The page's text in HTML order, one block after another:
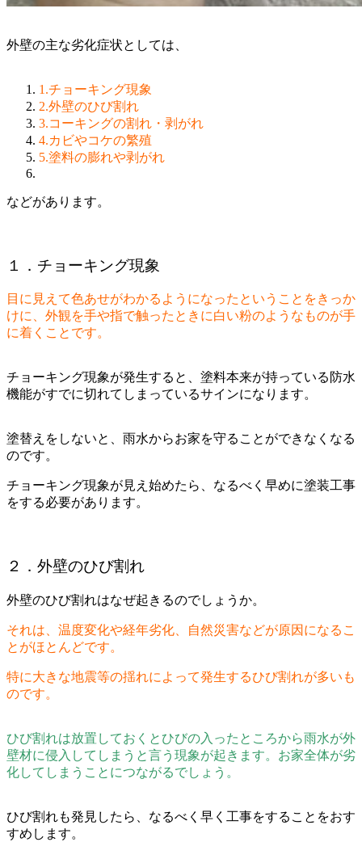
外壁の主な劣化症状としては、
1.チョーキング現象
2.外壁のひび割れ
3.コーキングの割れ・剥がれ
4.カビやコケの繁殖
5.塗料の膨れや剥がれ
などがあります。
１．チョーキング現象
目に見えて色あせがわかるようになったということをきっか
けに、外観を手や指で触ったときに白い粉のようなものが手
に着くことです。
チョーキング現象が発生すると、塗料本来が持っている防水
機能がすでに切れてしまっているサインになります。
塗替えをしないと、雨水からお家を守ることができなくなる
のです。
チョーキング現象が見え始めたら、なるべく早めに塗装工事
をする必要があります。
２．外壁のひび割れ
外壁のひび割れはなぜ起きるのでしょうか。
それは、温度変化や経年劣化、自然災害などが原因になるこ
とがほとんどです。
特に大きな地震等の揺れによって発生するひび割れが多いも
のです。
ひび割れは放置しておくとひびの入ったところから雨水が外
壁材に侵入してしまうと言う現象が起きます。お家全体が劣
化してしまうことにつながるでしょう。
ひび割れも発見したら、なるべく早く工事をすることをおす
すめします。